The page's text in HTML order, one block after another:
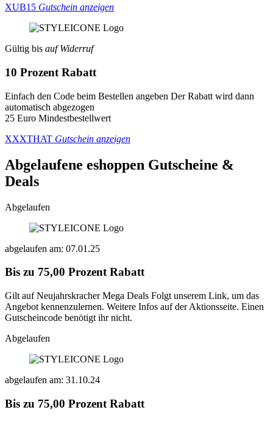
XUB15 Gutschein anzeigen
Gültig bis auf Widerruf
10 Prozent Rabatt
Einfach den Code beim Bestellen angeben Der Rabatt wird dann
automatisch abgezogen
25 Euro Mindestbestellwert
XXXTHAT Gutschein anzeigen
Abgelaufene eshoppen Gutscheine &
Deals
Abgelaufen
abgelaufen am: 07.01.25
Bis zu 75,00 Prozent Rabatt
Gilt auf Neujahrskracher Mega Deals Folgt unserem Link, um das
Angebot kennenzulernen. Weitere Infos auf der Aktionsseite. Einen
Gutscheincode benötigt ihr nicht.
Abgelaufen
abgelaufen am: 31.10.24
Bis zu 75,00 Prozent Rabatt